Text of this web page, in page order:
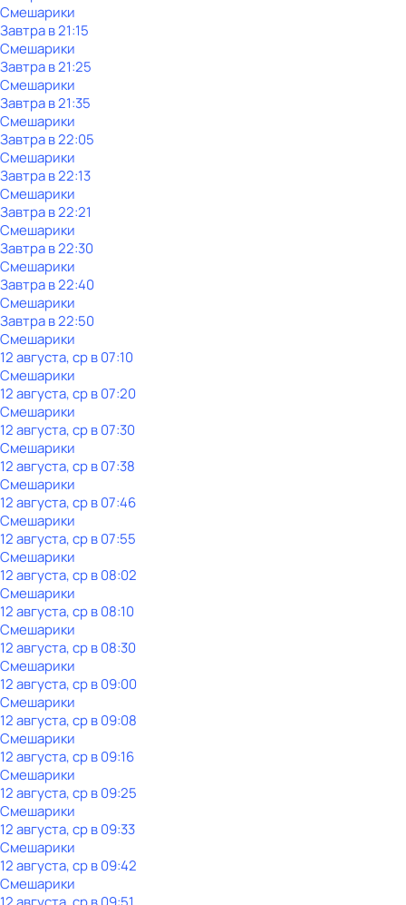
Смешарики
Завтра в 21:15
Смешарики
Завтра в 21:25
Смешарики
Завтра в 21:35
Смешарики
Завтра в 22:05
Смешарики
Завтра в 22:13
Смешарики
Завтра в 22:21
Смешарики
Завтра в 22:30
Смешарики
Завтра в 22:40
Смешарики
Завтра в 22:50
Смешарики
12 августа, ср в 07:10
Смешарики
12 августа, ср в 07:20
Смешарики
12 августа, ср в 07:30
Смешарики
12 августа, ср в 07:38
Смешарики
12 августа, ср в 07:46
Смешарики
12 августа, ср в 07:55
Смешарики
12 августа, ср в 08:02
Смешарики
12 августа, ср в 08:10
Смешарики
12 августа, ср в 08:30
Смешарики
12 августа, ср в 09:00
Смешарики
12 августа, ср в 09:08
Смешарики
12 августа, ср в 09:16
Смешарики
12 августа, ср в 09:25
Смешарики
12 августа, ср в 09:33
Смешарики
12 августа, ср в 09:42
Смешарики